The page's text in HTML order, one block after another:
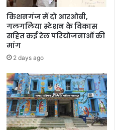
किशनगंज में दो आरओबी,
गलगलिया स्टेशन के विकास
सहित कई रेल परियोजनाओं की
मांग
2 days ago